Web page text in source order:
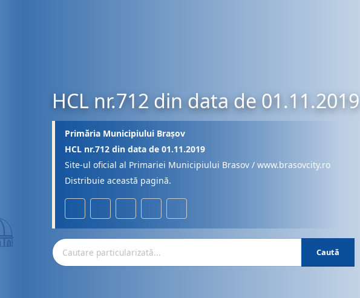
HCL nr.712 din data de 01.11.2019
Primăria Municipiului Brașov
HCL nr.712 din data de 01.11.2019
Site-ul oficial al Primariei Municipiului Brasov / www.brasovcity.ro
Distribuie această pagină.
Caută